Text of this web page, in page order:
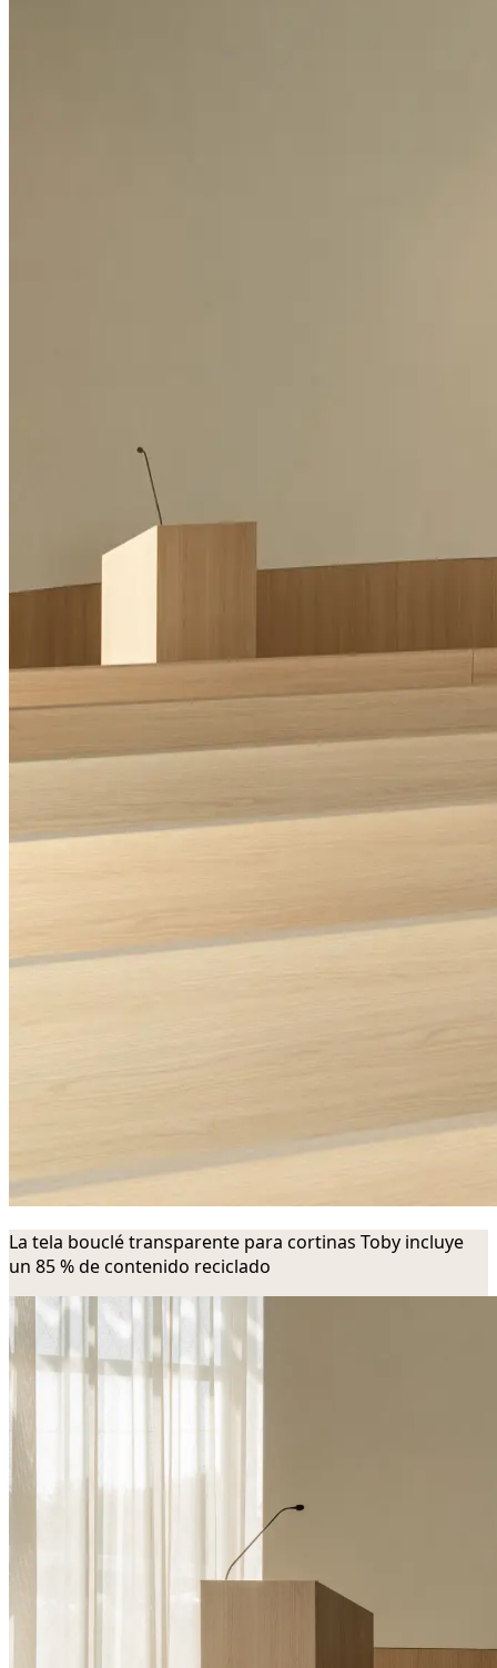
La tela bouclé transparente para cortinas Toby incluye
un 85 % de contenido reciclado